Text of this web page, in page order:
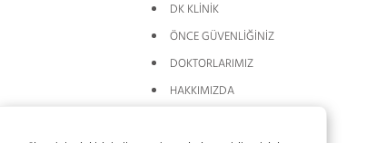
DK KLİNİK
ÖNCE GÜVENLİĞİNİZ
DOKTORLARIMIZ
HAKKIMIZDA